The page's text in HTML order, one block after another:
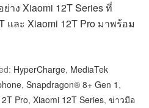
าง Xiaomi 12T Series ที่
และ Xiaomi 12T Pro มาพร้อม
HyperCharge, MediaTek
,Snapdragon® 8+ Gen 1 ,
Pro,Xiaomi 12T Series,ข่าวมือ